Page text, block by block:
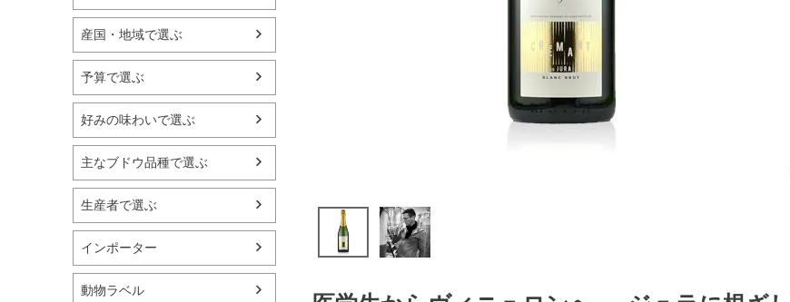
産国・地域で選ぶ
予算で選ぶ
好みの味わいで選ぶ
主なブドウ品種で選ぶ
生産者で選ぶ
インポーター
動物ラベル